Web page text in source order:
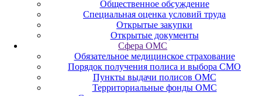
Общественное обсуждение
Специальная оценка условий труда
Открытые закупки
Открытые документы
Сфера ОМС
Обязательное медицинское страхование
Порядок получения полиса и выбора СМО
Пункты выдачи полисов ОМС
Территориальные фонды ОМС